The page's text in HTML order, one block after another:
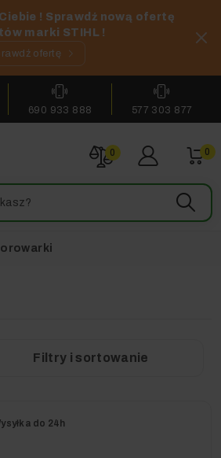
! Sprawdź nową ofertę
marki STIHL !
ofertę
690 933 888 577 303 877
0 0
Filtry i sortowanie
do 24h